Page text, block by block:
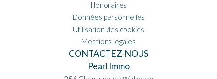
Honoraires
Données personnelles
Utilisation des cookies
Mentions légales
CONTACTEZ-NOUS
Pearl Immo